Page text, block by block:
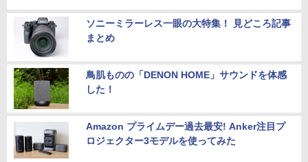
ソニーミラーレス一眼の大特集！ 見どころ記事
まとめ
鳥肌ものの「DENON HOME」サウンドを体感
した！
Amazon プライムデー過去最安! Anker注目プ
ロジェクター3モデルを使ってみた